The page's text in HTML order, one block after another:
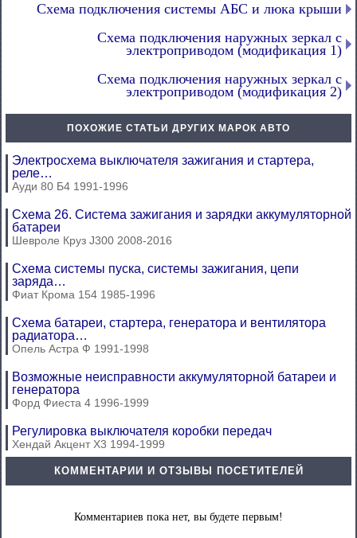
Схема подключения системы АБС и люка крыши
Схема подключения наружных зеркал с
электроприводом (модификация 1)
Схема подключения наружных зеркал с
электроприводом (модификация 2)
ПОХОЖИЕ СТАТЬИ ДРУГИХ МАРОК АВТО
Электросхема выключателя зажигания и стартера,
реле…
Ауди 80 Б4 1991-1996
Схема 26. Система зажигания и зарядки аккумуляторной
батареи
Шевроле Круз J300 2008-2016
Схема системы пуска, системы зажигания, цепи
заряда…
Фиат Крома 154 1985-1996
Схема батареи, стартера, генератора и вентилятора
радиатора…
Опель Астра Ф 1991-1998
Возможные неисправности аккумуляторной батареи и
генератора
Форд Фиеста 4 1996-1999
Регулировка выключателя коробки передач
Хендай Акцент Х3 1994-1999
КОММЕНТАРИИ И ОТЗЫВЫ ПОСЕТИТЕЛЕЙ
Комментариев пока нет, вы будете первым!